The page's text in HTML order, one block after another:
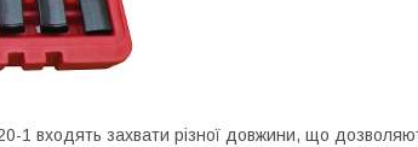
1 входять захвати різної довжини, що